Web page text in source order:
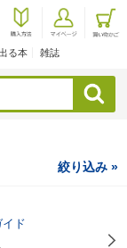
る本 雑誌
検索
絞り込み »
ド